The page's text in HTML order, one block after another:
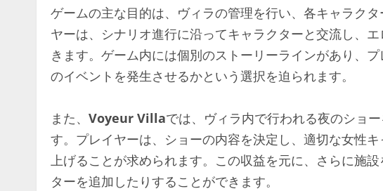
ゲームの主な目的は、ヴィラの管理を行い、各キャラク
ヤーは、シナリオ進行に沿ってキャラクターと交流し、
きます。ゲーム内には個別のストーリーラインがあり、
のイベントを発生させるかという選択を迫られます。
また、 Voyeur Villaでは、ヴィラ内で行われる夜のショ
す。プレイヤーは、ショーの内容を決定し、適切な女性
上げることが求められます。この収益を元に、さらに施
ターを追加したりすることができます。